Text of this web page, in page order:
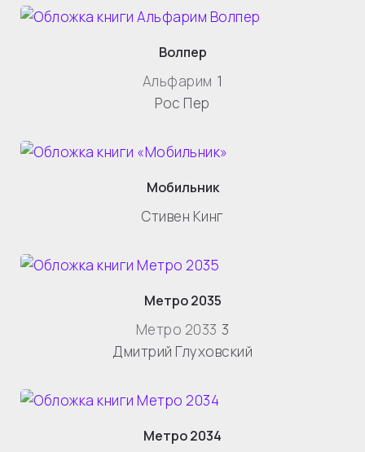
Волпер
Альфарим 1
Рос Пер
Мобильник
Стивен Кинг
Метро 2035
Метро 2033 3
Дмитрий Глуховский
Метро 2034